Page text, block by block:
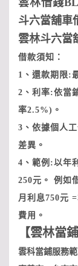
斗六當舖車
雲林斗六當
借款須知：
1、還款期限:
2、利率:依當
率2.5%)。
3、依據個人
差異。
4、範例:以年
250元。 例如
月利息750元
費用。
【雲林當
雲科當鋪服務